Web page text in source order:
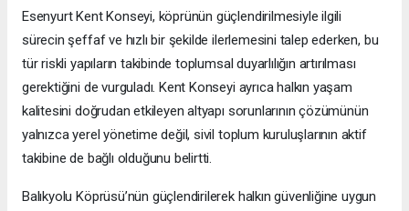
Esenyurt Kent Konseyi, köprünün güçlendirilmesiyle ilgili
sürecin şeffaf ve hızlı bir şekilde ilerlemesini talep ederken, bu
tür riskli yapıların takibinde toplumsal duyarlılığın artırılması
gerektiğini de vurguladı. Kent Konseyi ayrıca halkın yaşam
kalitesini doğrudan etkileyen altyapı sorunlarının çözümünün
yalnızca yerel yönetime değil, sivil toplum kuruluşlarının aktif
takibine de bağlı olduğunu belirtti.
Balıkyolu Köprüsü’nün güçlendirilerek halkın güvenliğine uygun